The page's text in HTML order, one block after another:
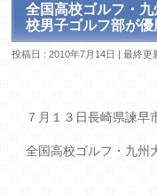
全国高校ゴルフ・
校男子ゴルフ部が優
投稿日 : 2010年7月14日 最終更
７月１３日長崎県諫早
全国高校ゴルフ・九州